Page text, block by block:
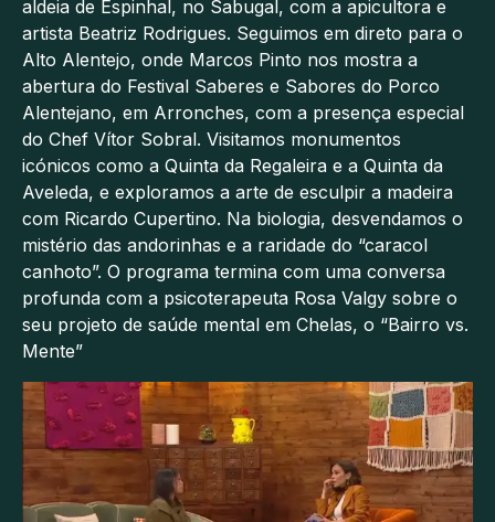
aldeia de Espinhal, no Sabugal, com a apicultora e
artista Beatriz Rodrigues. Seguimos em direto para o
Alto Alentejo, onde Marcos Pinto nos mostra a
abertura do Festival Saberes e Sabores do Porco
Alentejano, em Arronches, com a presença especial
do Chef Vítor Sobral. Visitamos monumentos
icónicos como a Quinta da Regaleira e a Quinta da
Aveleda, e exploramos a arte de esculpir a madeira
com Ricardo Cupertino. Na biologia, desvendamos o
mistério das andorinhas e a raridade do “caracol
canhoto”. O programa termina com uma conversa
profunda com a psicoterapeuta Rosa Valgy sobre o
seu projeto de saúde mental em Chelas, o “Bairro vs.
Mente”